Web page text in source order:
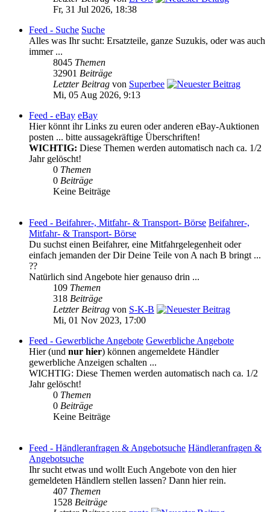
Fr, 31 Jul 2026, 18:38
Feed - Suche Suche
Alles was Ihr sucht: Ersatzteile, ganze Suzukis, oder was auch
immer ...
8045 Themen
32901 Beiträge
Letzter Beitrag von Superbee
Mi, 05 Aug 2026, 9:13
Feed - eBay eBay
Hier könnt ihr Links zu euren oder anderen eBay-Auktionen
posten ... bitte aussagekräftige Überschriften!
WICHTIG: Diese Themen werden automatisch nach ca. 1/2
Jahr gelöscht!
0 Themen
0 Beiträge
Keine Beiträge
Feed - Beifahrer-, Mitfahr- & Transport- Börse Beifahrer-,
Mitfahr- & Transport- Börse
Du suchst einen Beifahrer, eine Mitfahrgelegenheit oder
einfach jemanden der Dir Deine Teile von A nach B bringt ...
??
Natürlich sind Angebote hier genauso drin ...
109 Themen
318 Beiträge
Letzter Beitrag von S-K-B
Mi, 01 Nov 2023, 17:00
Feed - Gewerbliche Angebote Gewerbliche Angebote
Hier (und nur hier) können angemeldete Händler
gewerbliche Anzeigen schalten ...
WICHTIG: Diese Themen werden automatisch nach ca. 1/2
Jahr gelöscht!
0 Themen
0 Beiträge
Keine Beiträge
Feed - Händleranfragen & Angebotsuche Händleranfragen &
Angebotsuche
Ihr sucht etwas und wollt Euch Angebote von den hier
gemeldeten Händlern stellen lassen? Dann hier rein.
407 Themen
1528 Beiträge